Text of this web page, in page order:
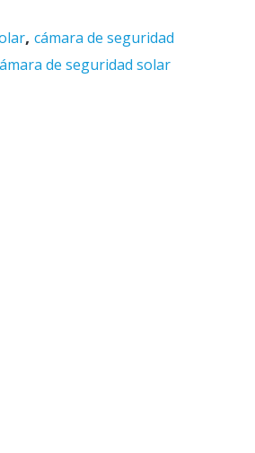
, cámara de seguridad
de seguridad solar